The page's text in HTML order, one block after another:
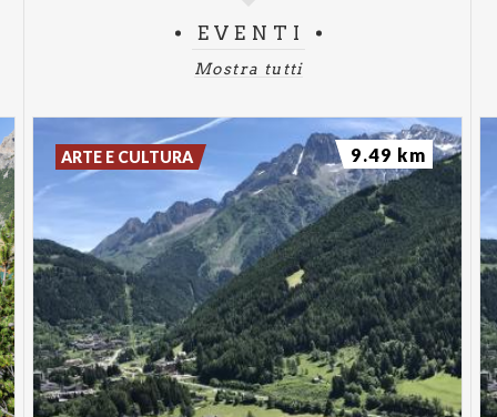
EVENTI
Mostra tutti
ARTE E CULTURA 9.49 km